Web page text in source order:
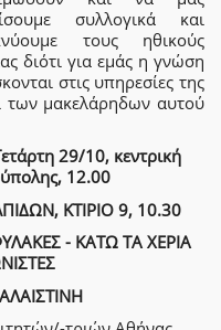
συλλογικά και
τους ηθικούς
διότι για εμάς η γνώση
στις υπηρεσίες της
των μακελάρηδων αυτού
29/10, κεντρική
12.00
ΚΤΙΡΙΟ 9, 10.30
- ΚΑΤΩ ΤΑ ΧΕΡΙΑ